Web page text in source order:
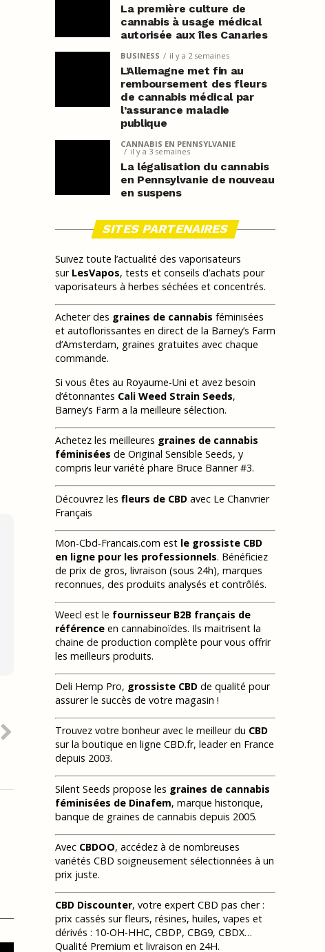
La première culture de
cannabis à usage médical
autorisée aux îles Canaries
BUSINESS il y a 2 semaines
L’Allemagne met fin au
remboursement des fleurs
de cannabis médical par
l’assurance maladie
publique
CANNABIS EN PENNSYLVANIE
il y a 3 semaines
La légalisation du cannabis
en Pennsylvanie de nouveau
en suspens
SITES PARTENAIRES
Suivez toute l’actualité des vaporisateurs
sur LesVapos, tests et conseils d’achats pour
vaporisateurs à herbes séchées et concentrés.
Acheter des graines de cannabis féminisées
et autoflorissantes en direct de la Barney’s Farm
d’Amsterdam, graines gratuites avec chaque
commande.
Si vous êtes au Royaume-Uni et avez besoin
d’étonnantes Cali Weed Strain Seeds,
Barney’s Farm a la meilleure sélection.
Achetez les meilleures graines de cannabis
féminisées de Original Sensible Seeds, y
compris leur variété phare Bruce Banner #3.
Découvrez les fleurs de CBD avec Le Chanvrier
Français
Mon-Cbd-Francais.com est le grossiste CBD
en ligne pour les professionnels. Bénéficiez
de prix de gros, livraison (sous 24h), marques
reconnues, des produits analysés et contrôlés.
Weecl est le fournisseur B2B français de
référence en cannabinoïdes. Ils maitrisent la
chaine de production complète pour vous offrir
les meilleurs produits.
Deli Hemp Pro, grossiste CBD de qualité pour
assurer le succès de votre magasin !
Trouvez votre bonheur avec le meilleur du CBD
sur la boutique en ligne CBD.fr, leader en France
depuis 2003.
Silent Seeds propose les graines de cannabis
féminisées de Dinafem, marque historique,
banque de graines de cannabis depuis 2005.
Avec CBDOO, accédez à de nombreuses
variétés CBD soigneusement sélectionnées à un
prix juste.
CBD Discounter, votre expert CBD pas cher :
prix cassés sur fleurs, résines, huiles, vapes et
dérivés : 10-OH-HHC, CBDP, CBG9, CBDX…
Qualité Premium et livraison en 24H.